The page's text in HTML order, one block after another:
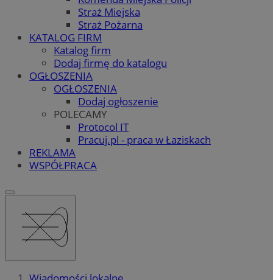
Straż Miejska
Straż Pożarna
KATALOG FIRM
Katalog firm
Dodaj firmę do katalogu
OGŁOSZENIA
OGŁOSZENIA
Dodaj ogłoszenie
POLECAMY
Protocol IT
Pracuj.pl - praca w Łaziskach
REKLAMA
WSPÓŁPRACA